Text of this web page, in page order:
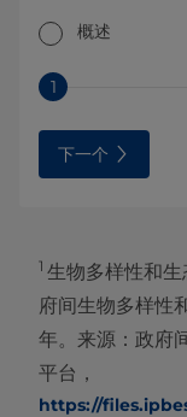
概述
1
下一个
1 生物多样性和
府间生物多样性
年。来源：政府
平台，
https://